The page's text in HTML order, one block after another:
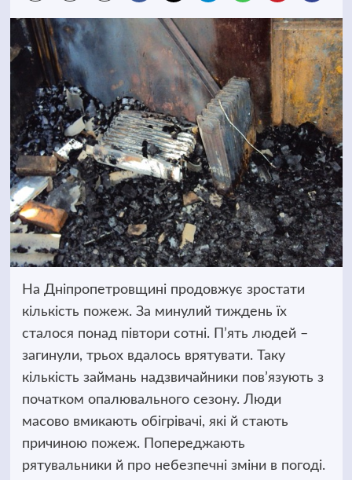
На Дніпропетровщині продовжує зростати
кількість пожеж. За минулий тиждень їх
сталося понад півтори сотні. П’ять людей –
загинули, трьох вдалось врятувати. Таку
кількість займань надзвичайники пов’язують з
початком опалювального сезону. Люди
масово вмикають обігрівачі, які й стають
причиною пожеж. Попереджають
рятувальники й про небезпечні зміни в погоді.